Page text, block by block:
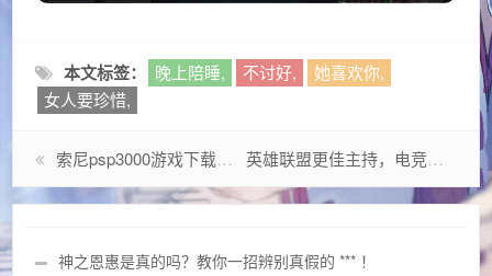
本文标签： 晚上陪睡, 不讨好,
她喜欢你,
女人要珍惜,
索尼psp3000游戏下载太麻烦？试试这个简单的 *** ！ 英雄联盟更佳主持，电竞舞台的隐形王者
神之恩惠是真的吗？教你一招辨别真假的 *** ！